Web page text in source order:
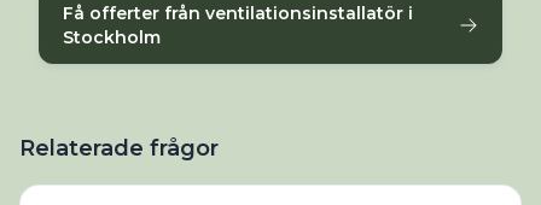
Få offerter från ventilationsinstallatör i
Stockholm
Relaterade frågor